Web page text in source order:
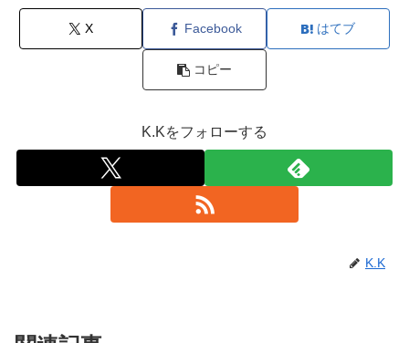
X Facebook はてブ
コピー
K.Kをフォローする
K.K